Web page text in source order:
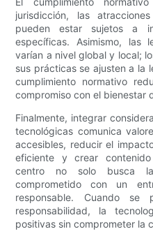
jurisdicción, las
pueden estar sujetos a
específicas. Asimismo,
varían a nivel global y local;
sus prácticas se ajusten a la
cumplimiento normativo
compromiso con el bienestar
Finalmente, integrar
tecnológicas comunica
accesibles, reducir el
eficiente y crear
centro no solo busca
comprometido con un
responsable. Cuando
responsabilidad, la
positivas sin comprometer la